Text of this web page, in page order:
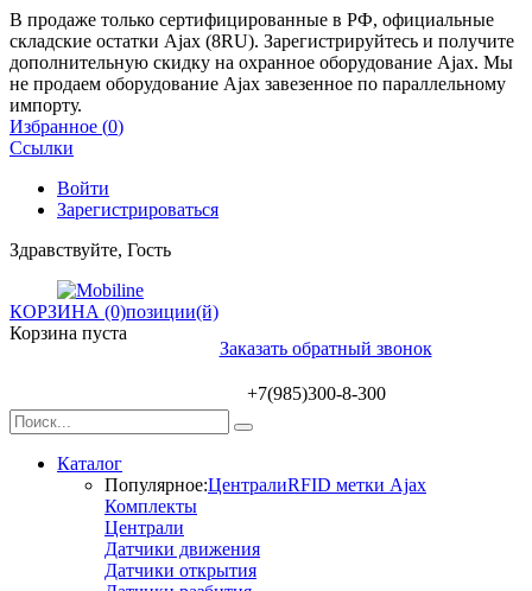
В продаже только сертифицированные в РФ, официальные
складские остатки Ajax (8RU). Зарегистрируйтесь и получите
дополнительную скидку на охранное оборудование Ajax. Мы
не продаем оборудование Ajax завезенное по параллельному
импорту.
Избранное (0)
Ссылки
Войти
Зарегистрироваться
Здравствуйте, Гость
КОРЗИНА (0)позиции(й)
Корзина пуста
Заказать обратный звонок
+7(985)300-8-300
Каталог
Популярное:ЦентралиRFID метки Ajax
Комплекты
Централи
Датчики движения
Датчики открытия